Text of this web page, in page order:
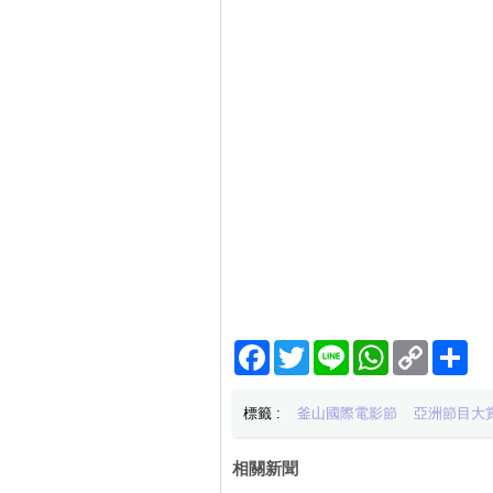
Facebook
TwitterLine WhatsApp
Copy
Link
分
標籤 : 釜山國際電影節 亞洲節目大
相關新聞